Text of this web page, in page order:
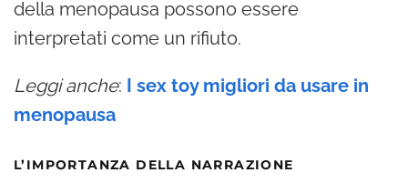
della menopausa possono essere
interpretati come un rifiuto.
Leggi anche: I sex toy migliori da usare in
menopausa
L’IMPORTANZA DELLA NARRAZIONE